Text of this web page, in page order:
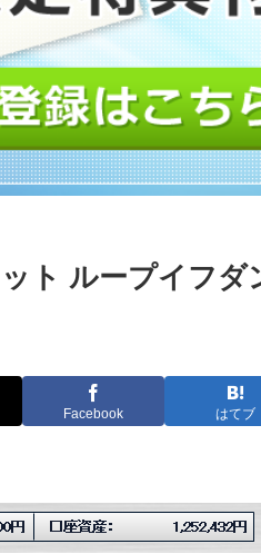
ト ループイフダ
Facebook はてブ